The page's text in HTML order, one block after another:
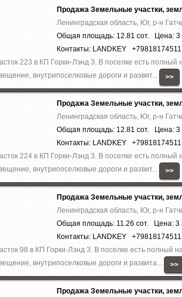
Продажа Земельные участки,
Ленинградская область, Юг, р-н
Общая площадь: 12.81 сот. Цена: 3
Контакты: LANDKEY
223 в КП Горки-Лэнд 3. В поселке есть полный
внутрипоселковые дороги и развит...
>>
Продажа Земельные участки,
Ленинградская область, Юг, р-н
Общая площадь: 12.81 сот. Цена: 3
Контакты: LANDKEY
224 в КП Горки-Лэнд 3. В поселке есть полный
внутрипоселковые дороги и развит...
>>
Продажа Земельные участки,
Ленинградская область, Юг, р-н
Общая площадь: 11.26 сот. Цена: 3
Контакты: LANDKEY
98 в КП Горки-Лэнд 3. В поселке есть полный
внутрипоселковые дороги и развита...
>>
Продажа Земельные участки,